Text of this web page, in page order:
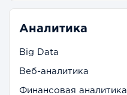
Аналитика
Big Data
Веб-аналитика
Финансовая аналитика